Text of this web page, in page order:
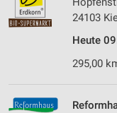
24103
Heute
295,00